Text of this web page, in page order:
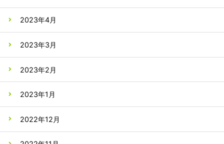
2023年4月
2023年3月
2023年2月
2023年1月
2022年12月